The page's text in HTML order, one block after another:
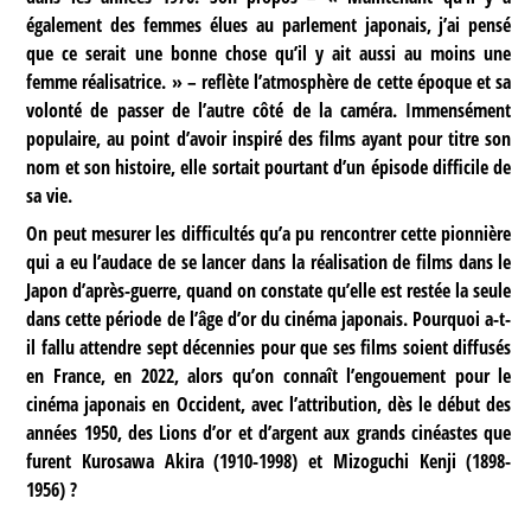
également des femmes élues au parlement japonais, j’ai pensé
que ce serait une bonne chose qu’il y ait aussi au moins une
femme réalisatrice. » – reflète l’atmosphère de cette époque et sa
volonté de passer de l’autre côté de la caméra. Immensément
populaire, au point d’avoir inspiré des films ayant pour titre son
nom et son histoire, elle sortait pourtant d’un épisode difficile de
sa vie.
On peut mesurer les difficultés qu’a pu rencontrer cette pionnière
qui a eu l’audace de se lancer dans la réalisation de films dans le
Japon d’après-guerre, quand on constate qu’elle est restée la seule
dans cette période de l’âge d’or du cinéma japonais. Pourquoi a-t-
il fallu attendre sept décennies pour que ses films soient diffusés
en France, en 2022, alors qu’on connaît l’engouement pour le
cinéma japonais en Occident, avec l’attribution, dès le début des
années 1950, des Lions d’or et d’argent aux grands cinéastes que
furent Kurosawa Akira (1910-1998) et Mizoguchi Kenji (1898-
1956) ?